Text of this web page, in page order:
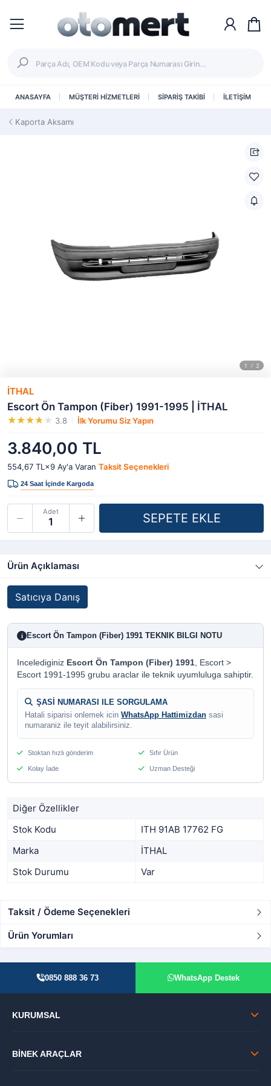
ANASAYFA MÜŞTERİ HİZMETLERİ SİPARİŞ TAKİBİ İLETİŞİM
Kaporta Aksamı
İTHAL
Escort Ön Tampon (Fiber) 1991-1995 | İTHAL
3.8 İlk Yorumu Siz Yapın
3.840,00 TL
554,67 TL×9 Ay'a Varan Taksit Seçenekleri
Adet
Ürün Açıklaması
Satıcıya Danış
i Escort Ön Tampon (Fiber) 1991 TEKNIK BILGI NOTU
Incelediginiz Escort Ön Tampon (Fiber) 1991, Escort >
Escort 1991-1995 grubu araclar ile teknik uyumluluga sahiptir.
ŞASİ NUMARASI ILE SORGULAMA
Hatali siparisi onlemek icin WhatsApp Hattimizdan sasi
numaraniz ile teyit alabilirsiniz.
Stoktan hızlı gönderim Sıfır Ürün
Kolay İade Uzman Desteği
Diğer Özellikler
Stok Kodu
ITH 91AB 17762 FG
Marka
İTHAL
Stok Durumu
Var
Taksit / Ödeme Seçenekleri
Ürün Yorumları
0850 888 36 73 WhatsApp Destek
KURUMSAL
BİNEK ARAÇLAR